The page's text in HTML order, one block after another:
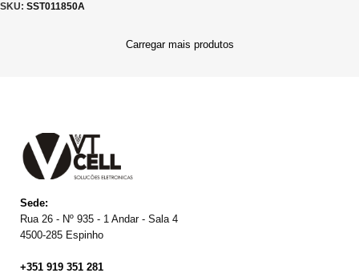
SKU: SST011850A
Carregar mais produtos
Sede:
Rua 26 - Nº 935 - 1 Andar - Sala 4
4500-285 Espinho
+351 919 351 281